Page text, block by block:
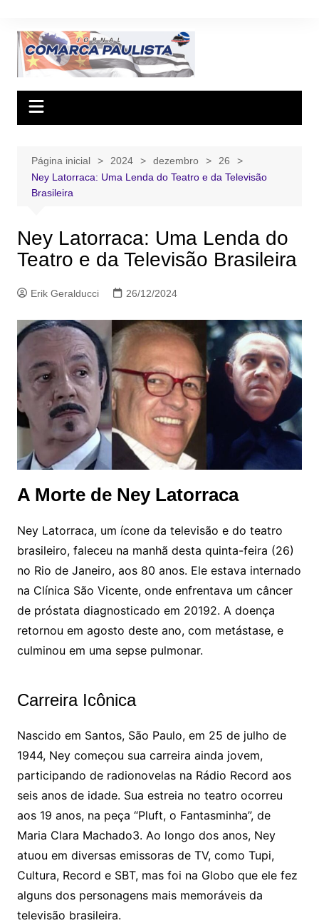
conteúdo
Página inicial 2024 dezembro
26
Ney Latorraca: Uma Lenda do Teatro e da Televisão
Brasileira
Ney Latorraca: Uma Lenda do
Teatro e da Televisão Brasileira
Erik Geralducci 26/12/2024
A Morte de Ney Latorraca
Ney Latorraca, um ícone da televisão e do teatro
brasileiro, faleceu na manhã desta quinta-feira (26)
no Rio de Janeiro, aos 80 anos. Ele estava internado
na Clínica São Vicente, onde enfrentava um câncer
de próstata diagnosticado em 20192. A doença
retornou em agosto deste ano, com metástase, e
culminou em uma sepse pulmonar.
Carreira Icônica
Nascido em Santos, São Paulo, em 25 de julho de
1944, Ney começou sua carreira ainda jovem,
participando de radionovelas na Rádio Record aos
seis anos de idade. Sua estreia no teatro ocorreu
aos 19 anos, na peça “Pluft, o Fantasminha”, de
Maria Clara Machado3. Ao longo dos anos, Ney
atuou em diversas emissoras de TV, como Tupi,
Cultura, Record e SBT, mas foi na Globo que ele fez
alguns dos personagens mais memoráveis da
televisão brasileira.